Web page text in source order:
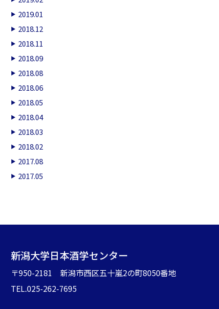
2019.01
2018.12
2018.11
2018.09
2018.08
2018.06
2018.05
2018.04
2018.03
2018.02
2017.08
2017.05
新潟大学日本酒学センター
〒950-2181 新潟市西区五十嵐2の町8050番地
TEL.025-262-7695